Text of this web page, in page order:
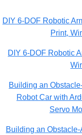
DIY 6-DOF Robotic
Print,
DIY 6-DOF Robotic
Building an
Robot Car with
Servo
Building an